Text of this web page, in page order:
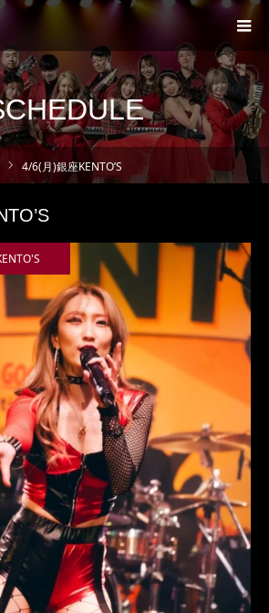
4/6(月)銀座KENTO’S